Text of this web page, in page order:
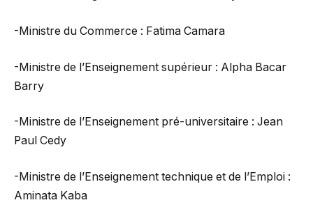
-Ministre du Commerce : Fatima Camara
-Ministre de l’Enseignement supérieur : Alpha Bacar
Barry
-Ministre de l’Enseignement pré-universitaire : Jean
Paul Cedy
-Ministre de l’Enseignement technique et de l’Emploi :
Aminata Kaba